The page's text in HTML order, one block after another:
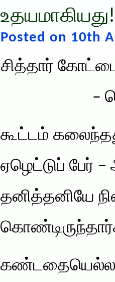
உதயமாகியது!
Posted on 10th
சித்தார்
–
கூட்டம்
ஏழெட்டுப் பேர்
தனித்தனியே